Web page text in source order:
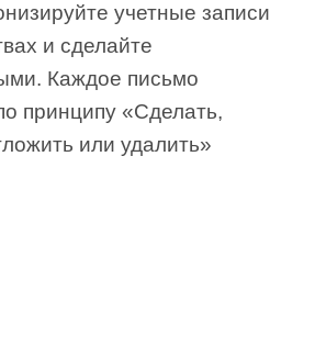
учетные записи
и сделайте
Каждое письмо
принципу «Сделать,
или удалить»